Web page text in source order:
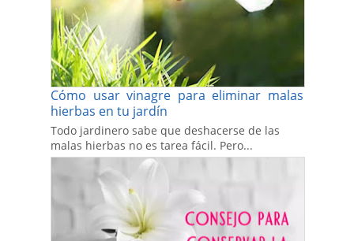
Cómo usar vinagre para eliminar malas
hierbas en tu jardín
Todo jardinero sabe que deshacerse de las
malas hierbas no es tarea fácil. Pero...